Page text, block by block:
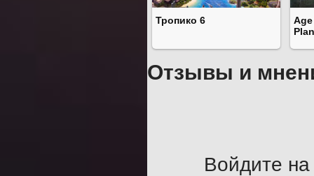
Тропико 6
Отзывы и
Войдите на